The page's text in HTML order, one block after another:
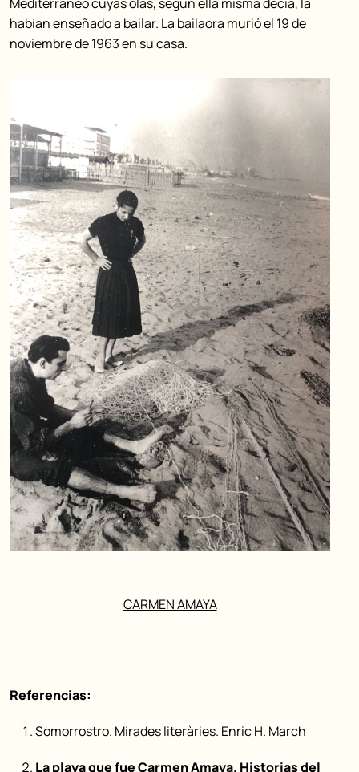
habían enseñado a bailar. La bailaora murió el 19 de
noviembre de 1963 en su casa.
CARMEN AMAYA
Referencias:
Somorrostro. Mirades literàries. Enric H. March
La playa que fue Carmen Amaya. Historias del